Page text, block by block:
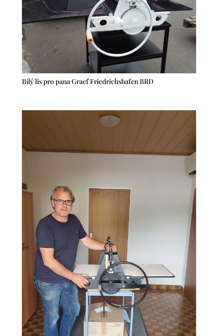
Bílý lis pro pana Graef Friedrichshafen BRD